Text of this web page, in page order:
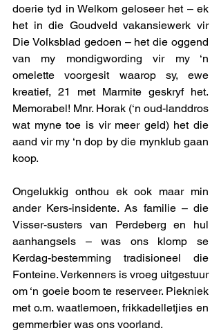
doerie tyd in Welkom geloseer het – ek
het in die Goudveld vakansiewerk vir
Die Volksblad gedoen – het die oggend
van my mondigwording vir my ‘n
omelette voorgesit waarop sy, ewe
kreatief, 21 met Marmite geskryf het.
Memorabel! Mnr. Horak (‘n oud-landdros
wat myne toe is vir meer geld) het die
aand vir my ‘n dop by die mynklub gaan
koop.
Ongelukkig onthou ek ook maar min
ander Kers-insidente. As familie – die
Visser-susters van Perdeberg en hul
aanhangsels – was ons klomp se
Kerdag-bestemming tradisioneel die
Fonteine. Verkenners is vroeg uitgestuur
om ‘n goeie boom te reserveer. Piekniek
met o.m. waatlemoen, frikkadelletjies en
gemmerbier was ons voorland.